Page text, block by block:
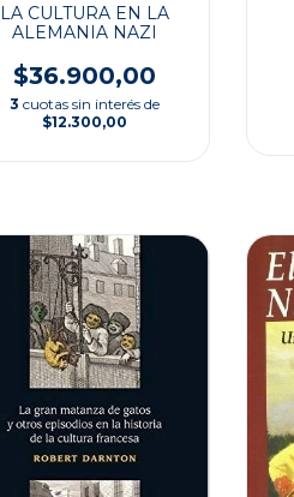
LA CULTURA EN LA
ALEMANIA NAZI
$36.900,00
3 cuotas sin interés de
$12.300,00